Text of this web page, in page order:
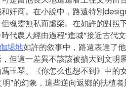
奸商。在小說中，路遠特別
魂靈無私而虛榮。在如許的對照
代農人經由過程“進城”接近古代
場地如許的敘事中，路遠表達了
但這一差異不該該被擴大到文明
玉琴、《你怎么也想不到》中的
”的幻象，這些逆向返鄉的扶植